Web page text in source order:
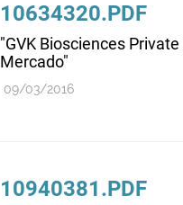
10634320.PDF
"GVK Biosciences
Mercado"
09/03/2016
10940381.PDF